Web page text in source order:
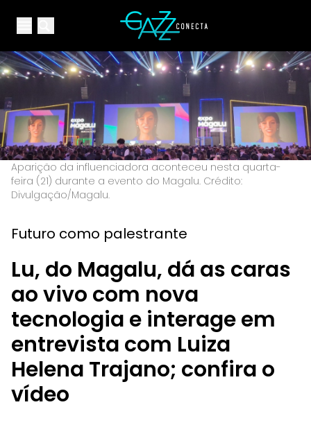
Open main menuYour Company
Aparição da influenciadora aconteceu nesta quarta-
feira (21) durante a evento do Magalu. Crédito:
Divulgação/Magalu.
Futuro como palestrante
Lu, do Magalu, dá as caras
ao vivo com nova
tecnologia e interage em
entrevista com Luiza
Helena Trajano; confira o
vídeo